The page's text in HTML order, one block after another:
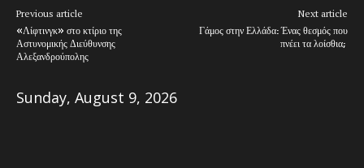
Previous article
«Λίφτινγκ» στο κτίριο της
Αστυνομικής Διεύθυνσης
Αλεξανδρούπολης
Next article
Γάμος στην Ελλάδα: Ένας θεσμός που
πνέει τα λοίσθια;
Sunday, August 9, 2026